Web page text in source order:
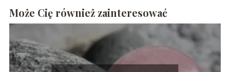
Może Cię również zainteresować